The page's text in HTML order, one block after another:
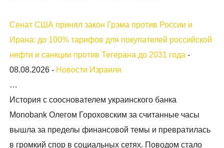
Сенат США принял закон Грэма против России и
Ирана: до 100% тарифов для покупателей российской
нефти и санкции против Тегерана до 2031 года -
08.08.2026 - Новости Израиля
…
История с сооснователем украинского банка
Monobank Олегом Гороховским за считанные часы
вышла за пределы финансовой темы и превратилась
в громкий спор в социальных сетях. Поводом стало